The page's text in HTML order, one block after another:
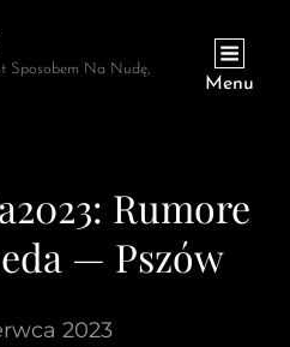
Sposobem Na Nudę,
Menu
Rumore
— Pszów
2023